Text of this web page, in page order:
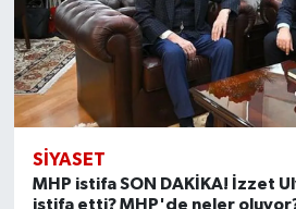
SİYASET
MHP istifa SON DAKİKA! İzzet
istifa etti? MHP'de neler